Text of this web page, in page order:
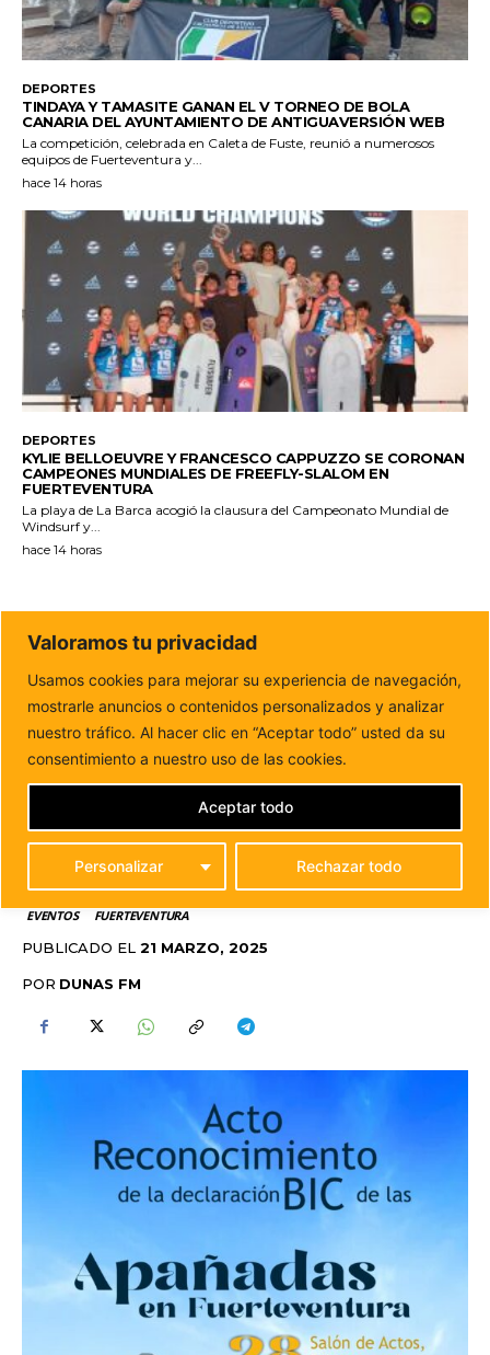
DEPORTES
TINDAYA Y TAMASITE GANAN EL V TORNEO DE BOLA
CANARIA DEL AYUNTAMIENTO DE ANTIGUAVERSIÓN WEB
La competición, celebrada en Caleta de Fuste, reunió a numerosos
equipos de Fuerteventura y...
hace 14 horas
DEPORTES
KYLIE BELLOEUVRE Y FRANCESCO CAPPUZZO SE CORONAN
CAMPEONES MUNDIALES DE FREEFLY-SLALOM EN
FUERTEVENTURA
La playa de La Barca acogió la clausura del Campeonato Mundial de
Windsurf y...
hace 14 horas